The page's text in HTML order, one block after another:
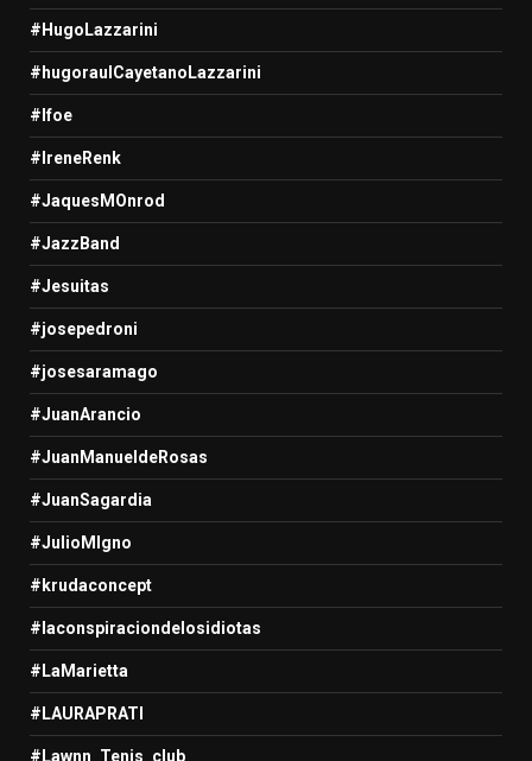
#HugoLazzarini
#hugoraulCayetanoLazzarini
#Ifoe
#IreneRenk
#JaquesMOnrod
#JazzBand
#Jesuitas
#josepedroni
#josesaramago
#JuanArancio
#JuanManueldeRosas
#JuanSagardia
#JulioMIgno
#krudaconcept
#laconspiraciondelosidiotas
#LaMarietta
#LAURAPRATI
#Lawnn_Tenis_club